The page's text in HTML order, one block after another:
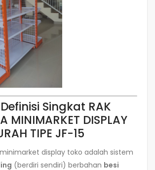
Singkat RAK
MINIMARKET DISPLAY
TIPE JF-15
minimarket display toko adalah sistem
(berdiri sendiri) berbahan besi